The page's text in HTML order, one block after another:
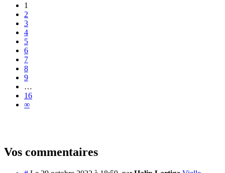
1
2
3
4
5
6
7
8
9
…
16
∞
Vos commentaires